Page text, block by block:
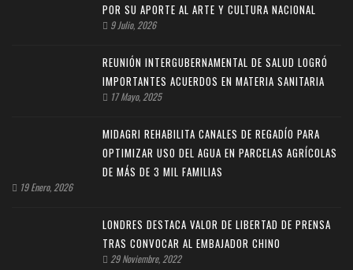
POR SU APORTE AL ARTE Y CULTURA NACIONAL
9 Julio, 2026
REUNIÓN INTERGUBERNAMENTAL DE SALUD LOGRÓ
IMPORTANTES ACUERDOS EN MATERIA SANITARIA
17 Mayo, 2025
MIDAGRI REHABILITA CANALES DE REGADÍO PARA
OPTIMIZAR USO DEL AGUA EN PARCELAS AGRÍCOLAS
DE MÁS DE 3 MIL FAMILIAS
19 Enero, 2026
LONDRES DESTACA VALOR DE LIBERTAD DE PRENSA
TRAS CONVOCAR AL EMBAJADOR CHINO
29 Noviembre, 2022